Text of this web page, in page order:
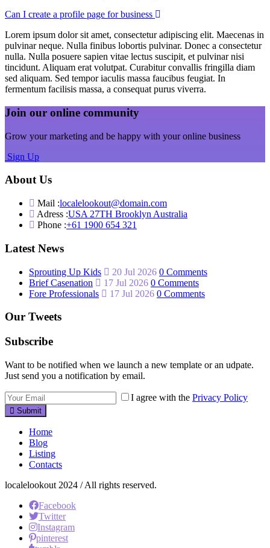
Can I create a profile page for business
Lorem ipsum dolor sit amet, consectetur adipiscing elit. Maecenas in
pulvinar neque. Nulla finibus lobortis pulvinar. Donec a consectetur
nulla. Nulla posuere sapien vitae lectus suscipit, et pulvinar nisi
tincidunt. Aliquam erat volutpat. Curabitur convallis fringilla diam
sed aliquam. Sed tempor iaculis massa faucibus feugiat. In
fermentum facilisis massa, a consequat purus viverra.
Join our online community
Grow your marketing and be happy with your online business
Sign Up
About Us
Mail :localelookout@domain.com
Adress :USA 27TH Brooklyn Australia
Phone :+61 1900 654 321
Latest News
Sprouting Up Kids 20 Jul 2026 0 Comments
Brief Casenation
17 Jul 2026 0 Comments
Fore Professionals
17 Jul 2026 0 Comments
Our Tweets
Subscribe
Want to be notified when we launch a new template or an udpate.
Just send you a notification by email.
I agree with the Privacy Policy
Submit
Home
Blog
Listing
Contacts
localelookout 2024 / All rights reserved.
Facebook
Twitter
Instagram
pinterest